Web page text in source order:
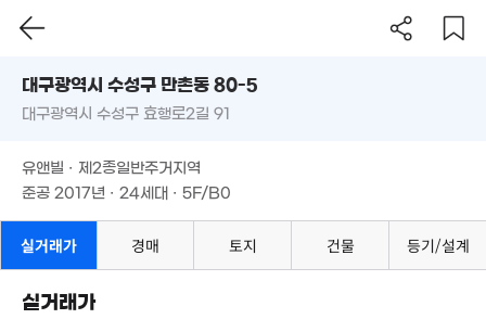
필터 매물 탐색
대구시 수성구 만촌동 80-5
준공 2017년 · 24세대 · 5F/B0
대구광역시 수성구 만촌동 80-5
대구광역시 수성구 효행로2길 91
유앤빌 · 제2종일반주거지역
준공 2017년 · 24세대 · 5F/B0
실거래가 경매 토지 건물 등기/설계
실거래가